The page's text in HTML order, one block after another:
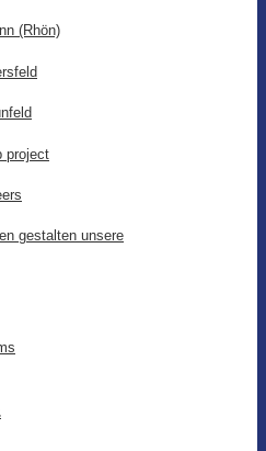
(Rhön)
project
gestalten unsere